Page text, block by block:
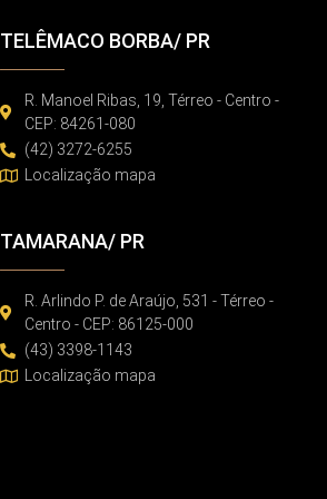
TELÊMACO BORBA/ PR
R. Manoel Ribas, 19, Térreo - Centro -
CEP: 84261-080
(42) 3272-6255
Localização mapa
TAMARANA/ PR
R. Arlindo P. de Araújo, 531 - Térreo -
Centro - CEP: 86125-000
(43) 3398-1143
Localização mapa